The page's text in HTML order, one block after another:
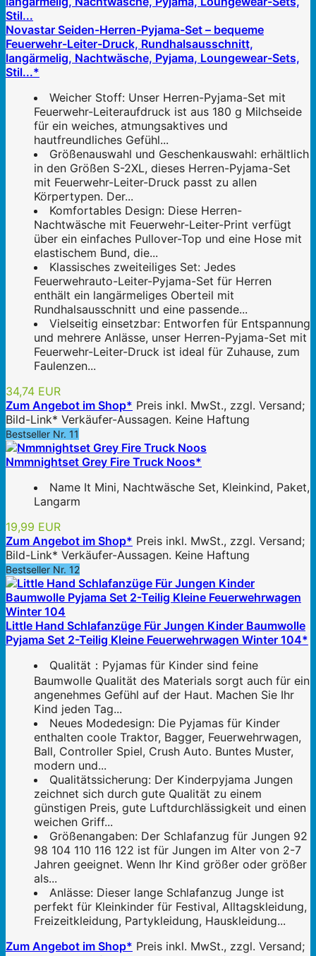
Novastar Seiden-Herren-Pyjama-Set – bequeme
Feuerwehr-Leiter-Druck, Rundhalsausschnitt,
langärmelig, Nachtwäsche, Pyjama, Loungewear-Sets,
Stil...*
Weicher Stoff: Unser Herren-Pyjama-Set mit
Feuerwehr-Leiteraufdruck ist aus 180 g Milchseide
für ein weiches, atmungsaktives und
hautfreundliches Gefühl...
Größenauswahl und Geschenkauswahl: erhältlich
in den Größen S-2XL, dieses Herren-Pyjama-Set
mit Feuerwehr-Leiter-Druck passt zu allen
Körpertypen. Der...
Komfortables Design: Diese Herren-
Nachtwäsche mit Feuerwehr-Leiter-Print verfügt
über ein einfaches Pullover-Top und eine Hose mit
elastischem Bund, die...
Klassisches zweiteiliges Set: Jedes
Feuerwehrauto-Leiter-Pyjama-Set für Herren
enthält ein langärmeliges Oberteil mit
Rundhalsausschnitt und eine passende...
Vielseitig einsetzbar: Entworfen für Entspannung
und mehrere Anlässe, unser Herren-Pyjama-Set mit
Feuerwehr-Leiter-Druck ist ideal für Zuhause, zum
Faulenzen...
34,74 EUR
Zum Angebot im Shop* Preis inkl. MwSt., zzgl. Versand;
Bild-Link* Verkäufer-Aussagen. Keine Haftung
Bestseller Nr. 11
Nmmnightset Grey Fire Truck Noos*
Name It Mini, Nachtwäsche Set, Kleinkind, Paket,
Langarm
19,99 EUR
Zum Angebot im Shop* Preis inkl. MwSt., zzgl. Versand;
Bild-Link* Verkäufer-Aussagen. Keine Haftung
Bestseller Nr. 12
Little Hand Schlafanzüge Für Jungen Kinder Baumwolle
Pyjama Set 2-Teilig Kleine Feuerwehrwagen Winter 104*
Qualität：Pyjamas für Kinder sind feine
Baumwolle Qualität des Materials sorgt auch für ein
angenehmes Gefühl auf der Haut. Machen Sie Ihr
Kind jeden Tag...
Neues Modedesign: Die Pyjamas für Kinder
enthalten coole Traktor, Bagger, Feuerwehrwagen,
Ball, Controller Spiel, Crush Auto. Buntes Muster,
modern und...
Qualitätssicherung: Der Kinderpyjama Jungen
zeichnet sich durch gute Qualität zu einem
günstigen Preis, gute Luftdurchlässigkeit und einen
weichen Griff...
Größenangaben: Der Schlafanzug für Jungen 92
98 104 110 116 122 ist für Jungen im Alter von 2-7
Jahren geeignet. Wenn Ihr Kind größer oder größer
als...
Anlässe: Dieser lange Schlafanzug Junge ist
perfekt für Kleinkinder für Festival, Alltagskleidung,
Freizeitkleidung, Partykleidung, Hauskleidung...
Zum Angebot im Shop* Preis inkl. MwSt., zzgl. Versand;